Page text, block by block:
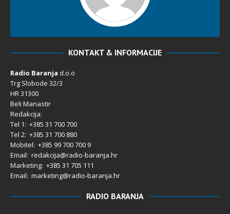
KONTAKT & INFORMACIJE
Radio Baranja d.o.o
Trg Slobode 32/3
HR 31300
Beli Manastir
Redakcija:
Tel 1: +385 31 700 700
Tel 2: +385 31 700 880
Mobitel: +385 99 700 700 9
Email: redakcija@radio-baranja.hr
Marketing: +385 31 705 111
Email: marketing@radio-baranja.hr
RADIO BARANJA